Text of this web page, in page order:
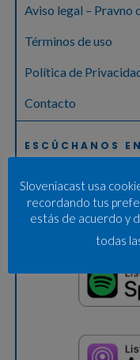
Aviso legal – Pravno
Términos de uso
Política de
Contacto
ESCÚCHANOS EN
Sloveniacast usa
recordando tus
estás de acuerdo y
todas